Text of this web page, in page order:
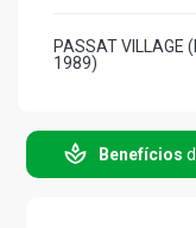
PASSAT VILLAGE
1989)
PASSAT FLASH
Benefícios